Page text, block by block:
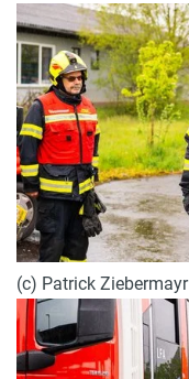
(c) Patrick Ziebermayr